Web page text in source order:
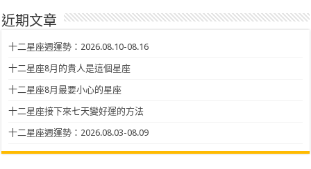
近期文章
十二星座週運勢：2026.08.10-08.16
十二星座8月的貴人是這個星座
十二星座8月最要小心的星座
十二星座接下來七天變好運的方法
十二星座週運勢：2026.08.03-08.09